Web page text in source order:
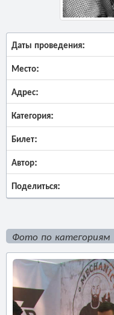
Даты проведения:
Место:
Адрес:
Категория:
Билет:
Автор:
Поделиться:
Фото по категориям